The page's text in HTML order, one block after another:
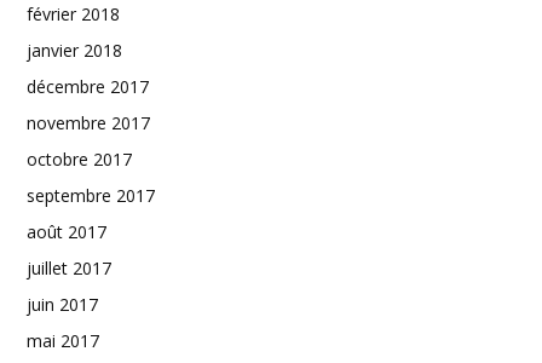
février 2018
janvier 2018
décembre 2017
novembre 2017
octobre 2017
septembre 2017
août 2017
juillet 2017
juin 2017
mai 2017